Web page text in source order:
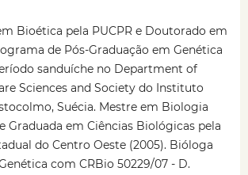
Bioética pela PUCPR e Doutorado em
de Pós-Graduação em Genética
sanduíche no Department of
Sciences and Society do Instituto
Suécia. Mestre em Biologia
Graduada em Ciências Biológicas pela
do Centro Oeste (2005). Bióloga
com CRBio 50229/07 - D.